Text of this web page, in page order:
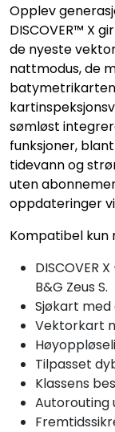
Opplev
DISCOVER™ X
de nyeste
nattmodus, de
sømløst
funksjoner,
tidevann og
uten
oppdateringer
Kompatibel kun
DISCOVER
B&G Zeus S.
Sjøkart
Vektorkart
Tilpasset
Klassens
Autorouting